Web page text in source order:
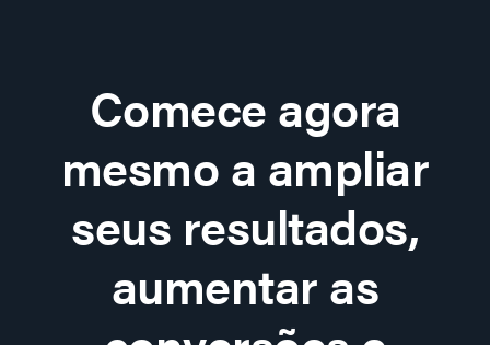
Comece agora
mesmo a ampliar
seus resultados,
aumentar as